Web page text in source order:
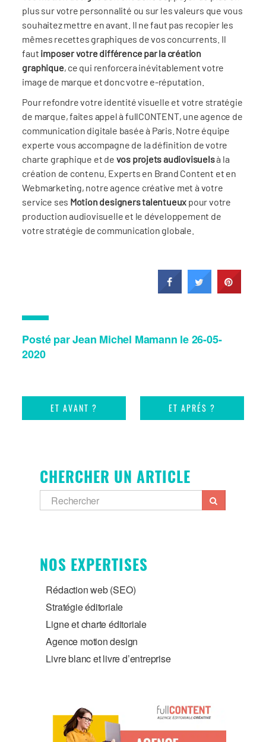
plus sur votre personnalité ou sur les valeurs que vous
souhaitez mettre en avant. Il ne faut pas recopier les
mêmes recettes graphiques de vos concurrents. Il
faut imposer votre différence par la création
graphique, ce qui renforcera inévitablement votre
image de marque et donc votre e-réputation.
Pour refondre votre identité visuelle et votre stratégie
de marque, faites appel à fullCONTENT, une agence de
communication digitale basée à Paris. Notre équipe
experte vous accompagne de la définition de votre
charte graphique et de vos projets audiovisuelsà la
création de contenu. Experts en Brand Content et en
Webmarketing, notre agence créative met à votre
service ses Motion designers talentueux pour votre
production audiovisuelle et le développement de
votre stratégie de communication globale.
Posté par Jean Michel Mamann le 26-05-
2020
ET AVANT ? ET APRÉS ?
CHERCHER UN ARTICLE
NOS EXPERTISES
Rédaction web (SEO)
Stratégie éditoriale
Ligne et charte éditoriale
Agence motion design
Livre blanc et livre d’entreprise